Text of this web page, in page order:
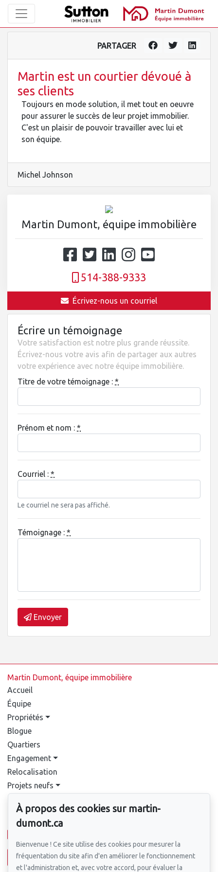
PARTAGER
Martin est un courtier dévoué à
ses clients
Toujours en mode solution, il met tout en oeuvre
pour assurer le succès de leur projet immobilier.
C'est un plaisir de pouvoir travailler avec lui et
son équipe.
Michel Johnson
Martin Dumont, équipe immobilière
514-388-9333
Écrivez-nous un courriel
Écrire un témoignage
Votre satisfaction est notre plus grande réussite.
Écrivez-nous votre avis afin de partager aux autres
votre expérience avec notre équipe immobilière.
Titre de votre témoignage : *
Prénom et nom : *
Courriel : *
Le courriel ne sera pas affiché.
Témoignage : *
Envoyer
Martin Dumont, équipe immobilière
Accueil
Équipe
Propriétés
Blogue
Quartiers
Engagement
Relocalisation
Projets neufs
Pour nous joindre
Écrivez-nous un courriel
À propos des cookies sur martin-
dumont.ca
Bienvenue ! Ce site utilise des cookies pour mesurer la
fréquentation du site afin d'en améliorer le fonctionnement
et l'administration et, avec votre accord, pour évaluer la